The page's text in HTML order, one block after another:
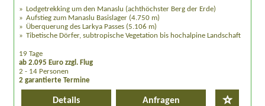
Lodgetrekking um den Manaslu (achthöchster Berg der Erde)
Aufstieg zum Manaslu Basislager (4.750 m)
Überquerung des Larkya Passes (5.106 m)
Tibetische Dörfer, subtropische Vegetation bis hochalpine Landschaft
19 Tage
ab 2.095 Euro zzgl. Flug
2 - 14 Personen
2 garantierte Termine
Details Anfragen